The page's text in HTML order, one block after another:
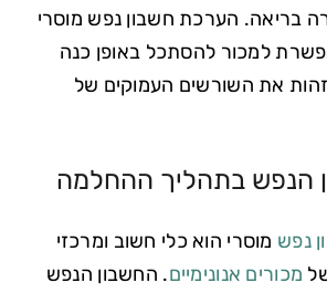
בריאה. הערכת חשבון נפש מוסרי
למכור להסתכל באופן כנה
את השורשים העמוקים של
הנפש בתהליך ההחלמה
נפש מוסרי הוא כלי חשוב ומרכזי
מכורים אנונימיים. החשבון הנפש